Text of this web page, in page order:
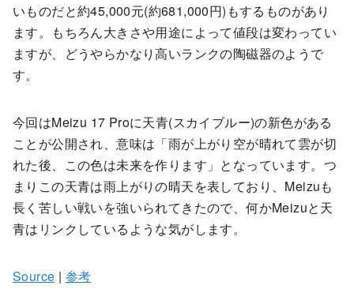
いものだと約45,000元(約681,000円)もするものがあり
ます。もちろん大きさや用途によって値段は変わってい
ますが、どうやらかなり高いランクの陶磁器のようで
す。
今回はMeizu 17 Proに天青(スカイブルー)の新色がある
ことが公開され、意味は「雨が上がり空が晴れて雲が切
れた後、この色は未来を作ります」となっています。つ
まりこの天青は雨上がりの晴天を表しており、Meizuも
長く苦しい戦いを強いられてきたので、何かMeizuと天
青はリンクしているような気がします。
Source | 参考